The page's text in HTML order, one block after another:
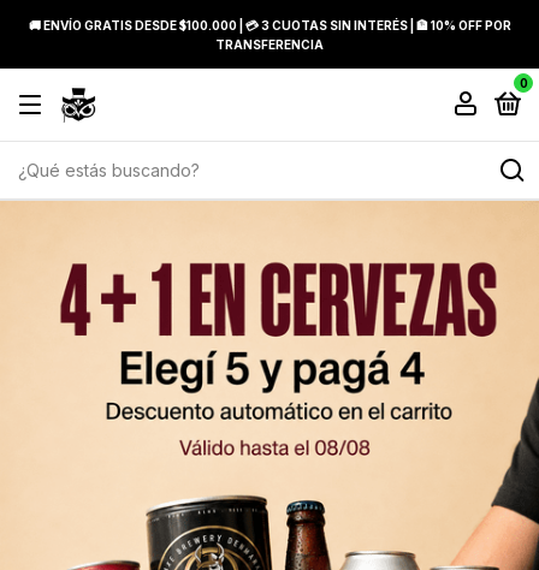
🚚 ENVÍO GRATIS DESDE $100.000 | 💳 3 CUOTAS SIN INTERÉS | 🏦 10% OFF POR
TRANSFERENCIA
0